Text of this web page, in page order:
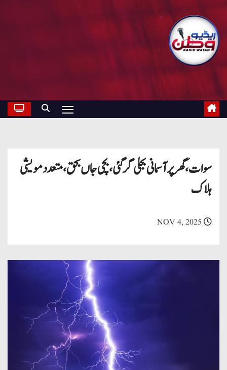
سوات،گھر پر آسمانی بجلی گرگئی ، بچی جاں بحق،متعدد مویشی
ہلاک
NOV 4, 2025